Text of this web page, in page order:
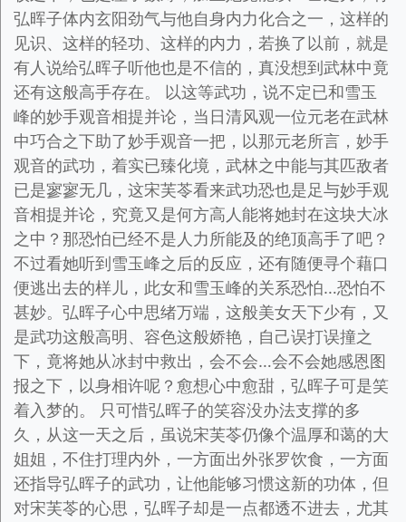
弘晖子体内玄阳劲气与他自身内力化合之一，这样的
见识、这样的轻功、这样的内力，若换了以前，就是
有人说给弘晖子听他也是不信的，真没想到武林中竟
还有这般高手存在。 以这等武功，说不定已和雪玉
峰的妙手观音相提并论，当日清风观一位元老在武林
中巧合之下助了妙手观音一把，以那元老所言，妙手
观音的武功，着实已臻化境，武林之中能与其匹敌者
已是寥寥无几，这宋芙苓看来武功恐也是足与妙手观
音相提并论，究竟又是何方高人能将她封在这块大冰
之中？那恐怕已经不是人力所能及的绝顶高手了吧？
不过看她听到雪玉峰之后的反应，还有随便寻个藉口
便逃出去的样儿，此女和雪玉峰的关系恐怕…恐怕不
甚妙。弘晖子心中思绪万端，这般美女天下少有，又
是武功这般高明、容色这般娇艳，自己误打误撞之
下，竟将她从冰封中救出，会不会…会不会她感恩图
报之下，以身相许呢？愈想心中愈甜，弘晖子可是笑
着入梦的。 只可惜弘晖子的笑容没办法支撑的多
久，从这一天之后，虽说宋芙苓仍像个温厚和蔼的大
姐姐，不住打理内外，一方面出外张罗饮食，一方面
还指导弘晖子的武功，让他能够习惯这新的功体，但
对宋芙苓的心思，弘晖子却是一点都透不进去，尤其